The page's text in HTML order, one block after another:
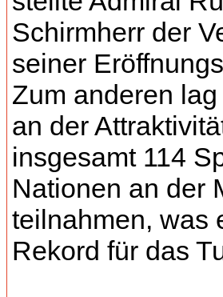
Schirmherr der
seiner
Zum anderen
an der
insgesamt 114
Nationen an der
teilnahmen, was
Rekord für das